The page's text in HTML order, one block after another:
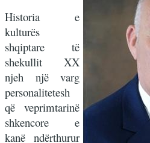
Historia e
kulturës
shqiptare të
shekullit XX
njeh një varg
personalitetesh
që veprimtarinë
shkencore e
kanë ndërthurur